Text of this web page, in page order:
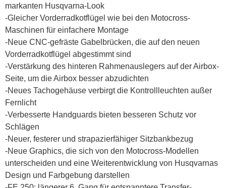
markanten Husqvarna-Look
-Gleicher Vorderradkotflügel wie bei den Motocross-
Maschinen für einfachere Montage
-Neue CNC-gefräste Gabelbrücken, die auf den neuen
Vorderradkotflügel abgestimmt sind
-Verstärkung des hinteren Rahmenauslegers auf der Airbox-
Seite, um die Airbox besser abzudichten
-Neues Tachogehäuse verbirgt die Kontrollleuchten außer
Fernlicht
-Verbesserte Handguards bieten besseren Schutz vor
Schlägen
-Neuer, festerer und strapazierfähiger Sitzbankbezug
-Neue Graphics, die sich von den Motocross-Modellen
unterscheiden und eine Weiterentwicklung von Husqvarnas
Design und Farbgebung darstellen